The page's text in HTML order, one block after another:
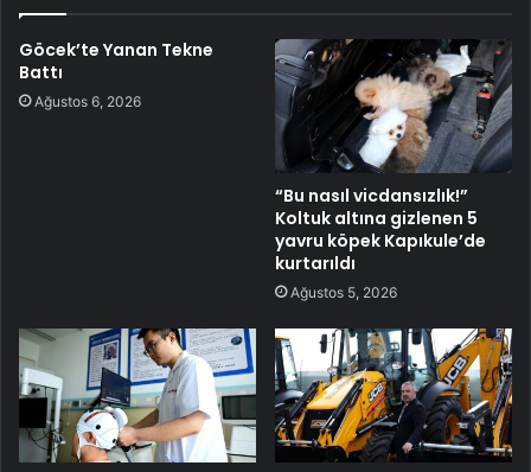
Göcek’te Yanan Tekne
Battı
Ağustos 6, 2026
“Bu nasıl vicdansızlık!”
Koltuk altına gizlenen 5
yavru köpek Kapıkule’de
kurtarıldı
Ağustos 5, 2026